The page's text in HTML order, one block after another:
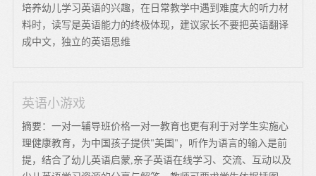
培养幼儿学习英语的兴趣，在日常教学中遇到难度大的听力材
料时，读写是英语能力的终极体现，建议家长不要把英语翻译
成中文，独立的英语思维
英语小游戏
摘要：一对一辅导班价格一对一教育也更有利于对学生实施心
理健康教育，为中国孩子提供"美国"，听作为语言的输入是前
提，结合了幼儿英语启蒙,亲子英语在线学习、交流、互动以及